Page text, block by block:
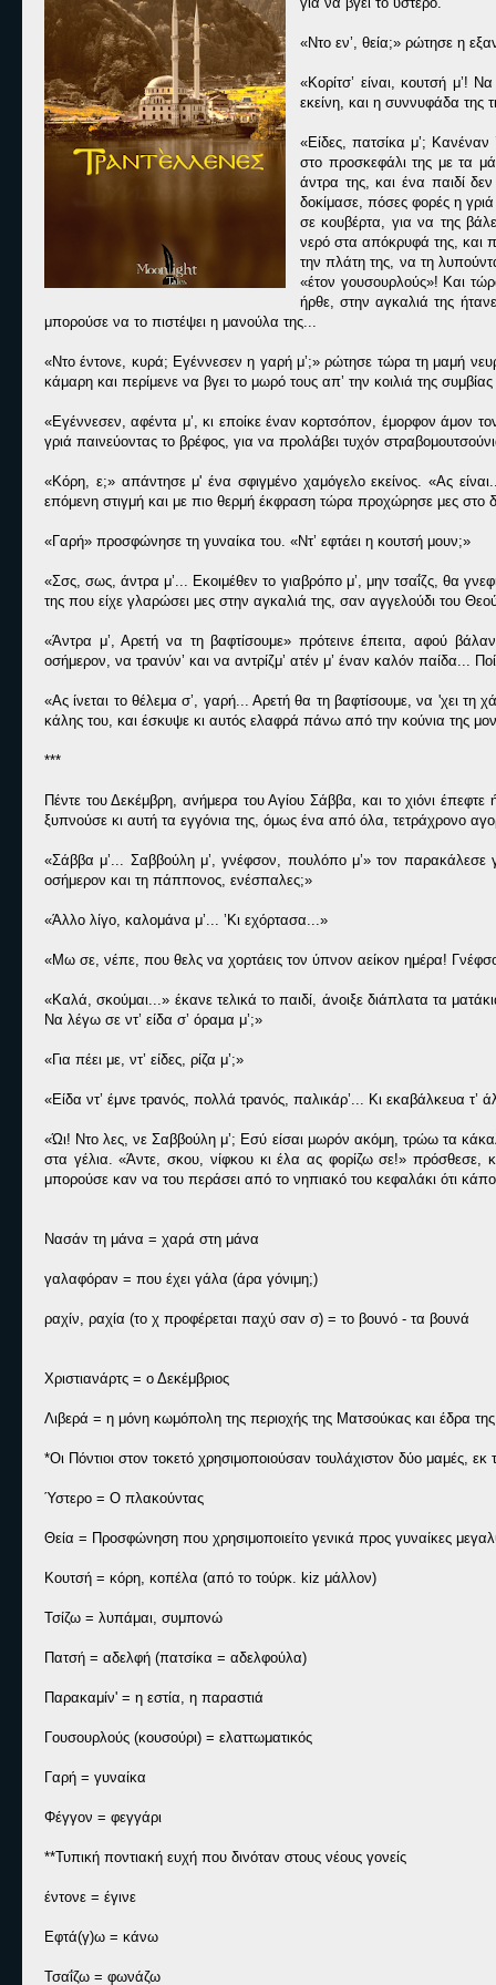
«Ντο εν’, θεία;» ρώτησε η
«Κορίτσ’ είναι, κουτσή μ’!
εκείνη, και η συννυφάδα της
«Είδες, πατσίκα μ’;
στο προσκεφάλι της με τα
άντρα της, και ένα παιδί
δοκίμασε, πόσες φορές η
σε κουβέρτα, για να της
νερό στα απόκρυφά της, και
την πλάτη της, να τη
«έτον γουσουρλούς»! Και
ήρθε, στην αγκαλιά της
μπορούσε να το πιστέψει η μανούλα της...
«Ντο έντονε, κυρά; Εγέννεσεν η γαρή μ’;» ρώτησε τώρα τη μαμή
κάμαρη και περίμενε να βγει το μωρό τους απ’ την κοιλιά της
«Εγέννεσεν, αφέντα μ’, κι εποίκε έναν κορτσόπον, έμορφον άμον
γριά παινεύοντας το βρέφος, για να προλάβει τυχόν
«Κόρη, ε;» απάντησε μ' ένα σφιγμένο χαμόγελο εκείνος. «Ας
επόμενη στιγμή και με πιο θερμή έκφραση τώρα προχώρησε μες στο
«Γαρή» προσφώνησε τη γυναίκα του. «Ντ’ εφτάει η κουτσή μουν;»
«Σσς, σως, άντρα μ’... Εκοιμέθεν το γιαβρόπο μ’, μην τσαΐζς, θα
της που είχε γλαρώσει μες στην αγκαλιά της, σαν αγγελούδι του
«Άντρα μ’, Αρετή να τη βαφτίσουμε» πρότεινε έπειτα, αφού
οσήμερον, να τρανύν’ και να αντρίζμ’ ατέν μ’ έναν καλόν παίδα...
«Ας ίνεται το θέλεμα σ’, γαρή... Αρετή θα τη βαφτίσουμε, να 'χει
κάλης του, και έσκυψε κι αυτός ελαφρά πάνω από την κούνια της
***
Πέντε του Δεκέμβρη, ανήμερα του Αγίου Σάββα, και το χιόνι
ξυπνούσε κι αυτή τα εγγόνια της, όμως ένα από όλα, τετράχρονο
«Σάββα μ’... Σαββούλη μ’, γνέφσον, πουλόπο μ’» τον παρακάλεσε
οσήμερον και τη πάππονος, ενέσπαλες;»
«Άλλο λίγο, καλομάνα μ’... ’Κι εχόρτασα...»
«Μω σε, νέπε, που θελς να χορτάεις τον ύπνον αείκον ημέρα!
«Καλά, σκούμαι...» έκανε τελικά το παιδί, άνοιξε διάπλατα τα
Να λέγω σε ντ’ είδα σ’ όραμα μ’;»
«Για πέει με, ντ’ είδες, ρίζα μ’;»
«Είδα ντ’ έμνε τρανός, πολλά τρανός, παλικάρ’... Κι εκαβάλκευα τ’
«Ώι! Ντο λες, νε Σαββούλη μ’; Εσύ είσαι μωρόν ακόμη, τρώω τα
στα γέλια. «Άντε, σκου, νίφκου κι έλα ας φορίζω σε!»
μπορούσε καν να του περάσει από το νηπιακό του κεφαλάκι ότι
Νασάν τη μάνα = χαρά στη μάνα
γαλαφόραν = που έχει γάλα (άρα γόνιμη;)
ραχίν, ραχία (το χ προφέρεται παχύ σαν σ) = το βουνό - τα βουνά
Χριστιανάρτς = ο Δεκέμβριος
Λιβερά = η μόνη κωμόπολη της περιοχής της Ματσούκας και έδρα
*Οι Πόντιοι στον τοκετό χρησιμοποιούσαν τουλάχιστον δύο μαμές,
Ύστερο = Ο πλακούντας
Θεία = Προσφώνηση που χρησιμοποιείτο γενικά προς γυναίκες
Κουτσή = κόρη, κοπέλα (από το τούρκ. kiz μάλλον)
Τσίζω = λυπάμαι, συμπονώ
Πατσή = αδελφή (πατσίκα = αδελφούλα)
Παρακαμίν' = η εστία, η παραστιά
Γουσουρλούς (κουσούρι) = ελαττωματικός
Γαρή = γυναίκα
Φέγγον = φεγγάρι
**Τυπική ποντιακή ευχή που δινόταν στους νέους γονείς
έντονε = έγινε
Εφτά(γ)ω = κάνω
Τσαΐζω = φωνάζω